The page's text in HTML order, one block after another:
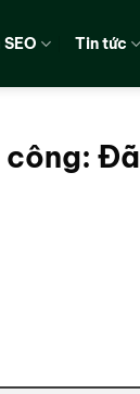
Tin tức